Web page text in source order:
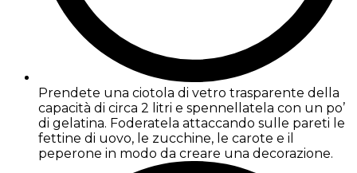
Prendete una ciotola di vetro trasparente della
capacità di circa 2 litri e spennellatela con un po’
di gelatina. Foderatela attaccando sulle pareti le
fettine di uovo, le zucchine, le carote e il
peperone in modo da creare una decorazione.